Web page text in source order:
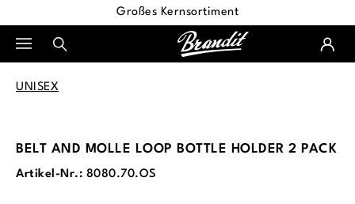
Großes Kernsortiment
UNISEX
BELT AND MOLLE LOOP BOTTLE HOLDER 2 PACK
Artikel-Nr.: 8080.70.OS